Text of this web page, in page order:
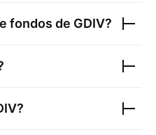
fondos de GDIV?
?